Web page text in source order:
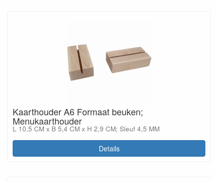
Kaarthouder A6 Formaat beuken;
Menukaarthouder
L 10,5 CM x B 5,4 CM x H 2,9 CM; Sleuf 4,5 MM
Details